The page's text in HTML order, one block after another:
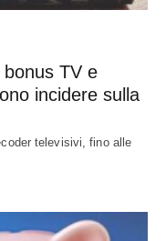
TV e
incidere sulla
televisivi, fino alle